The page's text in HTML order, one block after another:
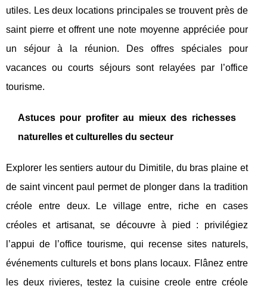
utiles. Les deux locations principales se trouvent près de
saint pierre et offrent une note moyenne appréciée pour
un séjour à la réunion. Des offres spéciales pour
vacances ou courts séjours sont relayées par l’office
tourisme.
Astuces pour profiter au mieux des richesses
naturelles et culturelles du secteur
Explorer les sentiers autour du Dimitile, du bras plaine et
de saint vincent paul permet de plonger dans la tradition
créole entre deux. Le village entre, riche en cases
créoles et artisanat, se découvre à pied : privilégiez
l’appui de l’office tourisme, qui recense sites naturels,
événements culturels et bons plans locaux. Flânez entre
les deux rivieres, testez la cuisine creole entre créole